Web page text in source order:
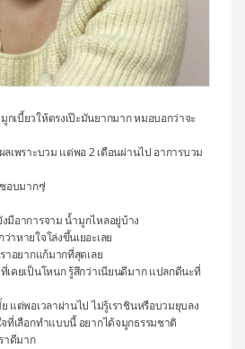
เบี้ยวให้ตรงเป๊ะมันยากมาก หมอบอกว่าจะ
เพราะบวม แต่พอ 2 เดือนผ่านไป อาการบวม
อบมากๆ!
มีอาการจาม น้ำมูกไหลอยู่บ้าง
หายใจโล่งขึ้นเยอะเลย
าอยากแก้มากที่สุดเลย
เคยเป็นโหนก รู้สึกว่าเนียนดีมาก แปลกดีนะที่
แต่พอเวลาผ่านไป ไม่รู้เราชินหรือบวมยุบลง
จที่เลือกทำแบบนี้ อยากได้จมูกธรรมชาติ
าดีมาก